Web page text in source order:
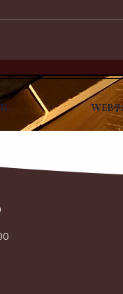
WEB予